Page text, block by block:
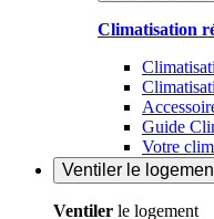
Climatisation
Guide
Votre
Ventiler le
Ventiler le logement